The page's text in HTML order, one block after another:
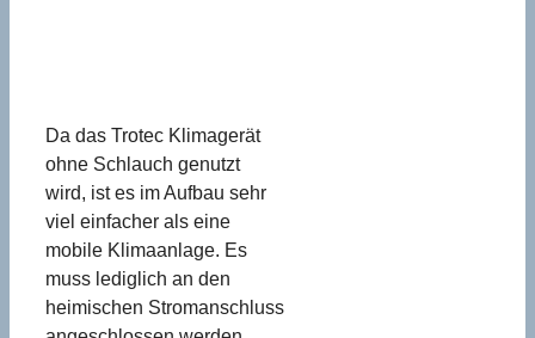
Da das Trotec Klimagerät
ohne Schlauch genutzt
wird, ist es im Aufbau sehr
viel einfacher als eine
mobile Klimaanlage. Es
muss lediglich an den
heimischen Stromanschluss